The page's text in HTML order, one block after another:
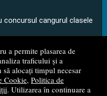
a permite plasarea de
traficului și a
alocați timpul necesar
Cookie, Politica de
. Utilizarea în continuare a
concursul cangurul clasele
Distribution S.R.L.